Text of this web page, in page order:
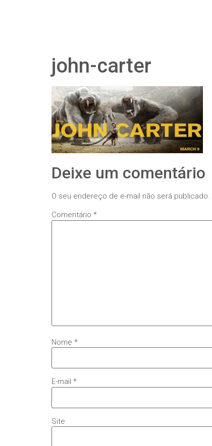
john-carter
Deixe um comentário
O seu endereço de e-mail não será publicado.
Comentário *
Nome *
E-mail *
Site